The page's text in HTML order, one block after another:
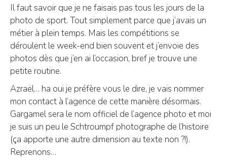
Il faut savoir que je ne faisais pas tous les jours de la
photo de sport. Tout simplement parce que j’avais un
métier à plein temps. Mais les compétitions se
déroulent le week-end bien souvent et j’envoie des
photos dès que j’en ai l’occasion, bref je trouve une
petite routine.
Azraël… ha oui je préfère vous le dire, je vais nommer
mon contact à l’agence de cette manière désormais.
Gargamel sera le nom officiel de l’agence photo et moi
je suis un peu le Schtroumpf photographe de l’histoire
(ça apporte une autre dimension au texte non ?!).
Reprenons…